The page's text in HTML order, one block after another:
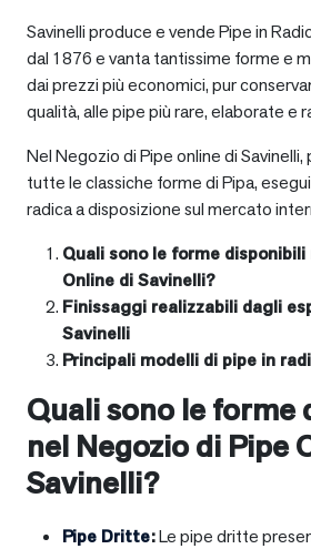
Savinelli produce e vende Pipe in
dal 1876 e vanta tantissime forme e
dai prezzi più economici, pur
qualità, alle pipe più rare, elaborate e
Nel Negozio di Pipe online di
tutte le classiche forme di Pipa,
radica a disposizione sul mercato
Quali sono le forme disponibili
Online di Savinelli?
Finissaggi realizzabili dagli
Savinelli
Principali modelli di pipe in
Quali sono le forme
nel Negozio di Pipe
Savinelli?
Pipe Dritte:Le pipe dritte